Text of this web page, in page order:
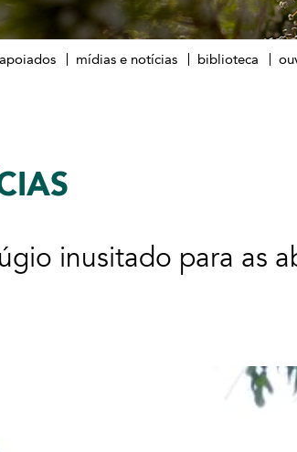
mídias e notícias biblioteca
inusitado para as